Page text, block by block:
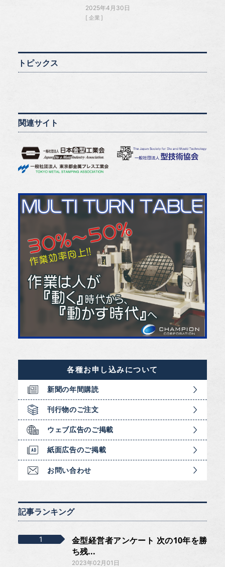
2025年4月30日
企業
トピックス
関連サイト
各種お申し込みについて
新聞の年間購読
刊行物のご注文
ウェブ広告のご掲載
紙面広告のご掲載
お問い合わせ
記事ランキング
金型経営者アンケート 次の10年を勝
ち残...
2023年02月01日